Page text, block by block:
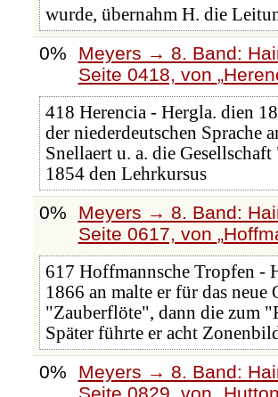
wurde, übernahm H. die
0%
Meyers → 8. Band:
Seite 0418, von
418 Herencia - Hergla. dien
der niederdeutschen Sprache
Snellaert u. a. die
1854 den Lehrkursus
0%
Meyers → 8. Band:
Seite 0617, von
617 Hoffmannsche Tropfen -
1866 an malte er für das neue
"Zauberflöte", dann die zum
Später führte er acht
0%
Meyers → 8. Band:
Seite 0829, von